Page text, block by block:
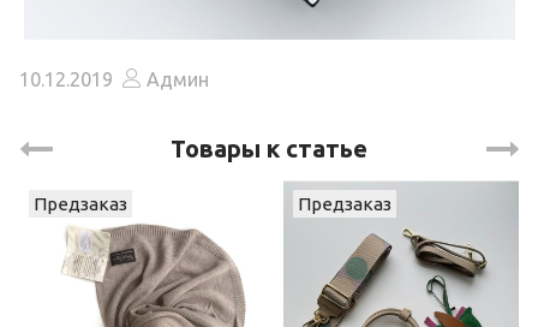
10.12.2019 Админ
Товары к статье
Предзаказ Предзаказ